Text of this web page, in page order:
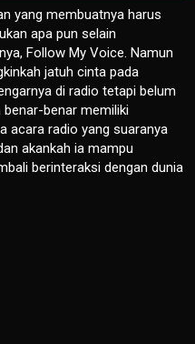
yang membuatnya harus
apa pun selain
Follow My Voice. Namun
jatuh cinta pada
di radio tetapi belum
benar memiliki
acara radio yang suaranya
akankah ia mampu
berinteraksi dengan dunia